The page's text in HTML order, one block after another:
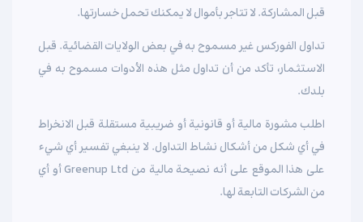
قبل المشاركة. لا تتاجر بأموال لا يمكنك تحمل خسارتها.
تداول الفوركس غير مسموح به في بعض الولايات القضائية. قبل
الاستثمار، تأكد من أن تداول مثل هذه الأدوات مسموح به في
بلدك.
اطلب مشورة مالية أو قانونية أو ضريبية مستقلة قبل الانخراط
في أي شكل من أشكال نشاط التداول. لا ينبغي تفسير أي شيء
على هذا الموقع على أنه نصيحة مالية من Greenup Ltd أو أي
من الشركات التابعة لها.